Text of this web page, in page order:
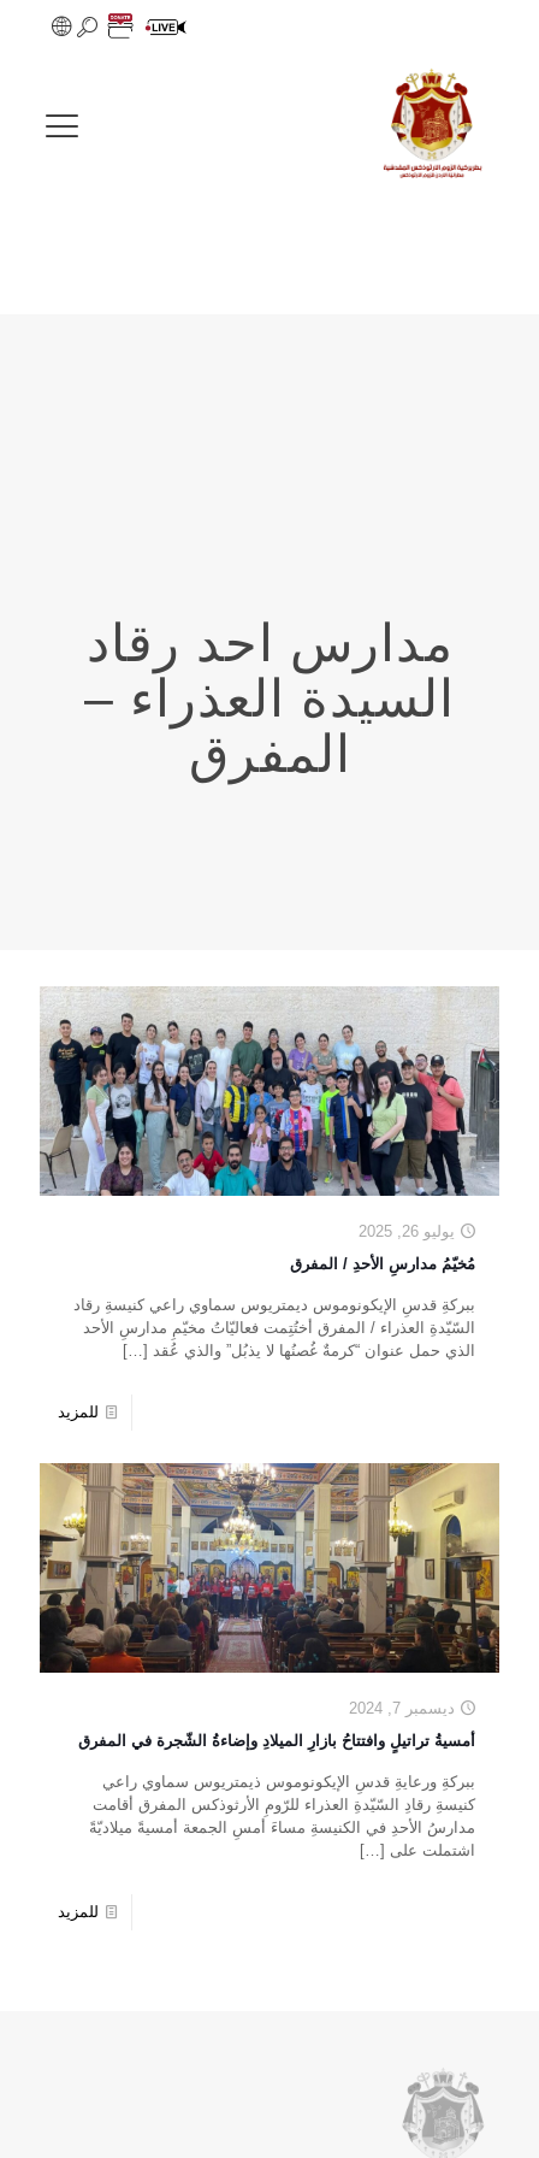
مدارس احد رقاد
السيدة العذراء –
المفرق
يوليو 26, 2025
مُخيّمُ مدارسِ الأحدِ / المفرق
ببركةِ قدسِ الإيكونوموس ديمتريوس سماوي راعي كنيسةِ رقاد
السّيّدةِ العذراء / المفرق أختُتِمت فعاليّاتُ مخيّمِ مدارسِ الأحد
الذي حمل عنوان “كرمةٌ غُصنُها لا يذبُل” والذي عُقد […]
للمزيد
ديسمبر 7, 2024
أمسيةُ تراتيلٍ وافتتاحُ بازارِ الميلادِ وإضاءةُ الشّجرة في المفرق
ببركةِ ورعايةِ قدسِ الإيكونوموس ذيمتريوس سماوي راعي
كنيسةِ رقادِ السّيّدةِ العذراء للرّومِ الأرثوذكس المفرق أقامت
مدارسُ الأحدِ في الكنيسةِ مساءَ أمسِ الجمعة أمسيةً ميلاديّةً
اشتملت على […]
للمزيد